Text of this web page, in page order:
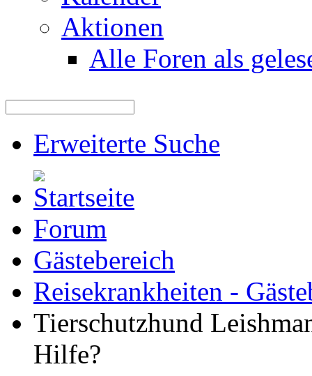
Aktionen
Alle Foren als
Erweiterte Suche
Forum
Gästebereich
Reisekrankheiten -
Tierschutzhund
Hilfe?